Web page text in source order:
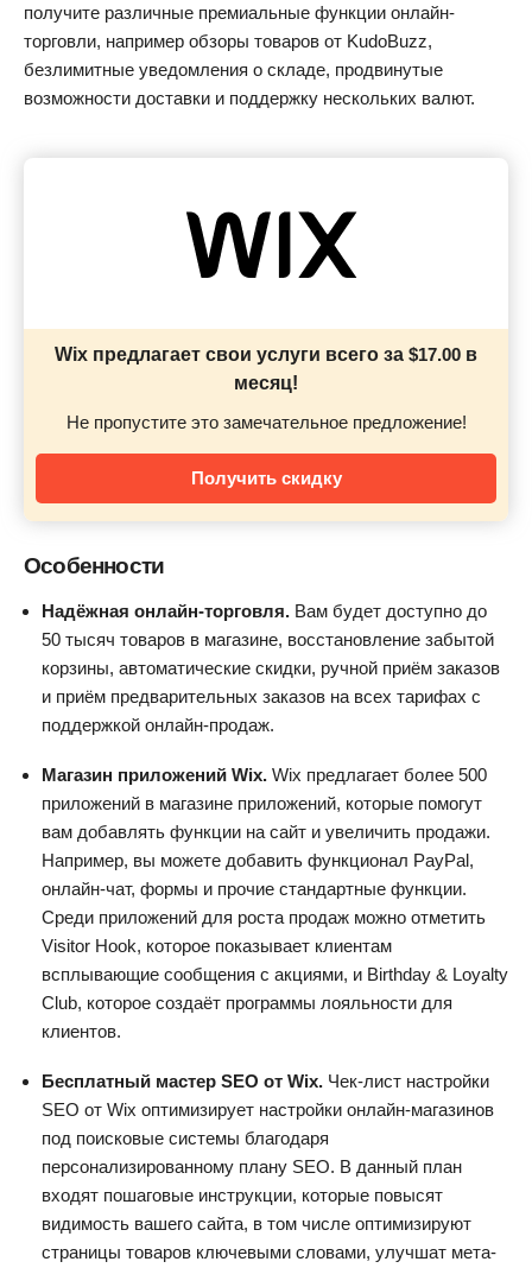
получите различные премиальные функции онлайн-
торговли, например обзоры товаров от KudoBuzz,
безлимитные уведомления о складе, продвинутые
возможности доставки и поддержку нескольких валют.
Wix предлагает свои услуги всего за $17.00 в
месяц!
Не пропустите это замечательное предложение!
Получить скидку
Особенности
Надёжная онлайн-торговля. Вам будет доступно до
50 тысяч товаров в магазине, восстановление забытой
корзины, автоматические скидки, ручной приём заказов
и приём предварительных заказов на всех тарифах с
поддержкой онлайн-продаж.
Магазин приложений Wix. Wix предлагает более 500
приложений в магазине приложений, которые помогут
вам добавлять функции на сайт и увеличить продажи.
Например, вы можете добавить функционал PayPal,
онлайн-чат, формы и прочие стандартные функции.
Среди приложений для роста продаж можно отметить
Visitor Hook, которое показывает клиентам
всплывающие сообщения с акциями, и Birthday & Loyalty
Club, которое создаёт программы лояльности для
клиентов.
Бесплатный мастер SEO от Wix. Чек-лист настройки
SEO от Wix оптимизирует настройки онлайн-магазинов
под поисковые системы благодаря
персонализированному плану SEO. В данный план
входят пошаговые инструкции, которые повысят
видимость вашего сайта, в том числе оптимизируют
страницы товаров ключевыми словами, улучшат мета-